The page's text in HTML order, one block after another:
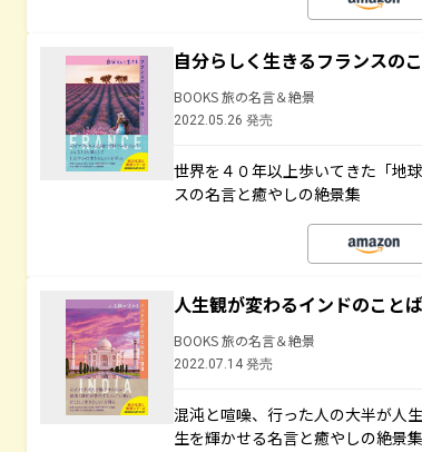
自分らしく生きるフランスの
BOOKS 旅の名言＆絶景
2022.05.26 発売
世界を４０年以上歩いてきた「地
スの名言と癒やしの絶景集
人生観が変わるインドのこと
BOOKS 旅の名言＆絶景
2022.07.14 発売
混沌と喧噪、行った人の大半が人
生を輝かせる名言と癒やしの絶景集